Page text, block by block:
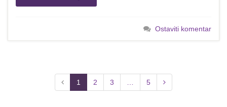
Ostaviti komentar
1 2 3 5